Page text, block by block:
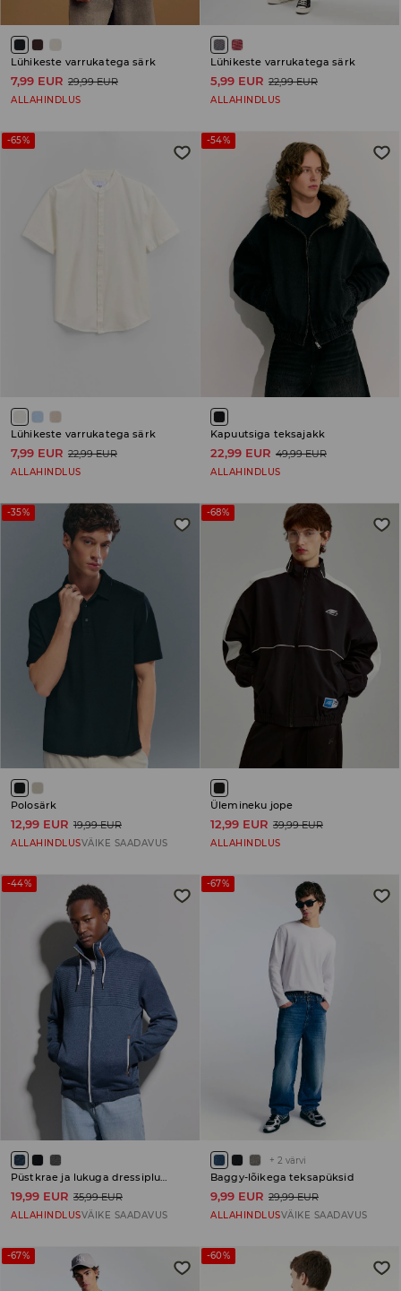
Lühikeste varrukatega särk
7,99 EUR 29,99 EUR
ALLAHINDLUS
Lühikeste varrukatega särk
5,99 EUR 22,99 EUR
ALLAHINDLUS
-65%
Lühikeste varrukatega särk
7,99 EUR 22,99 EUR
ALLAHINDLUS
-54%
Kapuutsiga teksajakk
22,99 EUR 49,99 EUR
ALLAHINDLUS
-35%
Polosärk
12,99 EUR 19,99 EUR
ALLAHINDLUSVÄIKE SAADAVUS
-68%
Ülemineku jope
12,99 EUR 39,99 EUR
ALLAHINDLUS
-44%
Püstkrae ja lukuga dressipluus
19,99 EUR 35,99 EUR
ALLAHINDLUSVÄIKE SAADAVUS
-67%
+ 2 värvi
Baggy-lõikega teksapüksid
9,99 EUR 29,99 EUR
ALLAHINDLUSVÄIKE SAADAVUS
-67% -60%